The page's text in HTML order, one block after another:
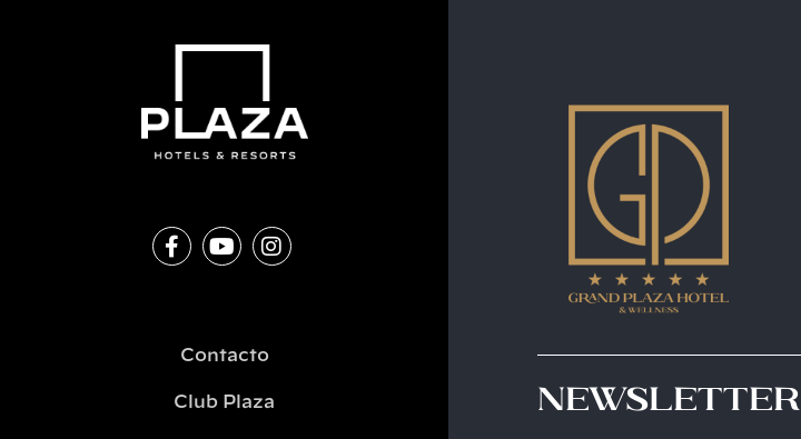
Contacto
Club Plaza Newsletter